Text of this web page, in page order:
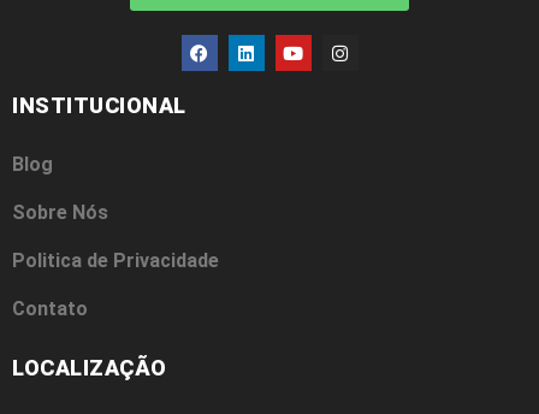
INSTITUCIONAL
Blog
Sobre Nós
Politica de Privacidade
Contato
LOCALIZAÇÃO